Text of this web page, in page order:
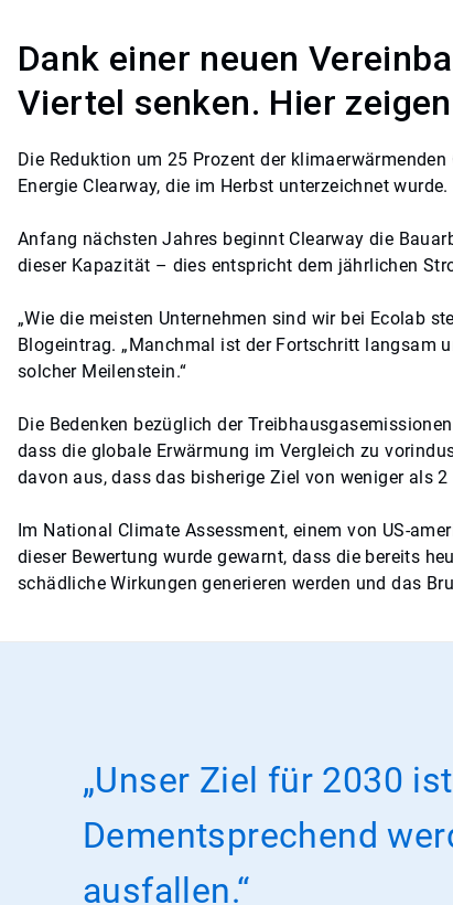
Dank einer neuen
Viertel senken. Hier
Die Reduktion um 25 Prozent der
Energie Clearway, die im Herbst unterzeichnet wurde.
Anfang nächsten Jahres beginnt Clearway die
dieser Kapazität – dies entspricht dem jährlichen
„Wie die meisten Unternehmen sind wir bei Ecolab
Blogeintrag. „Manchmal ist der Fortschritt langsam
solcher Meilenstein.“
Die Bedenken bezüglich der
dass die globale Erwärmung im Vergleich zu
davon aus, dass das bisherige Ziel von weniger als
Im National Climate Assessment, einem von US-
dieser Bewertung wurde gewarnt, dass die bereits
schädliche Wirkungen generieren werden und das
„Unser Ziel für 2030
Dementsprechend
ausfallen.“